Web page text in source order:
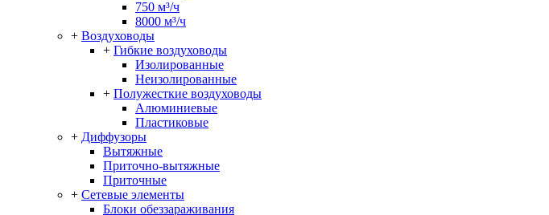
750 м³/ч
8000 м³/ч
+ Воздуховоды
+ Гибкие воздуховоды
Изолированные
Неизолированные
+ Полужесткие воздуховоды
Алюминиевые
Пластиковые
+ Диффузоры
Вытяжные
Приточно-вытяжные
Приточные
+ Сетевые элементы
Блоки обеззараживания